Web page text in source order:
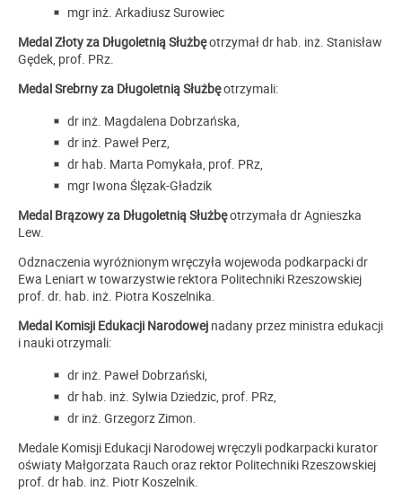
mgr inż. Arkadiusz Surowiec
Medal Złoty za Długoletnią Służbęotrzymał dr hab. inż. Stanisław
Gędek, prof. PRz.
Medal Srebrny za Długoletnią Służbęotrzymali:
dr inż. Magdalena Dobrzańska,
dr inż. Paweł Perz,
dr hab. Marta Pomykała, prof. PRz,
mgr Iwona Ślęzak-Gładzik
Medal Brązowy za Długoletnią Służbęotrzymała dr Agnieszka
Lew.
Odznaczenia wyróżnionym wręczyła wojewoda podkarpacki dr
Ewa Leniart w towarzystwie rektora Politechniki Rzeszowskiej
prof. dr. hab. inż. Piotra Koszelnika.
Medal Komisji Edukacji Narodowej nadany przez ministra edukacji
i nauki otrzymali:
dr inż. Paweł Dobrzański,
dr hab. inż. Sylwia Dziedzic, prof. PRz,
dr inż. Grzegorz Zimon.
Medale Komisji Edukacji Narodowej wręczyli podkarpacki kurator
oświaty Małgorzata Rauch oraz rektor Politechniki Rzeszowskiej
prof. dr hab. inż. Piotr Koszelnik.